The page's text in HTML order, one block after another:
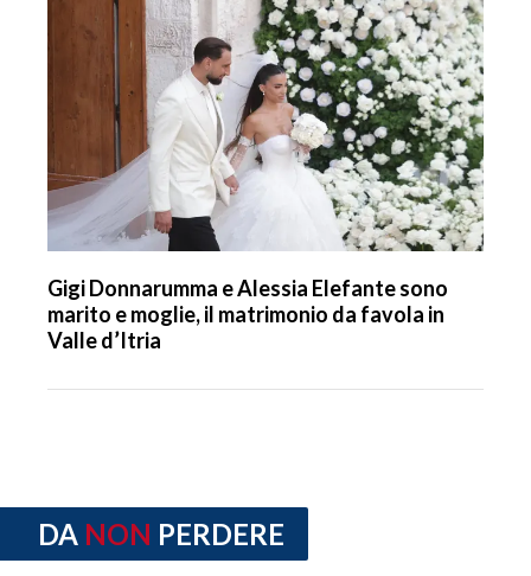
Gigi Donnarumma e Alessia Elefante sono
marito e moglie, il matrimonio da favola in
Valle d’Itria
DA NON PERDERE